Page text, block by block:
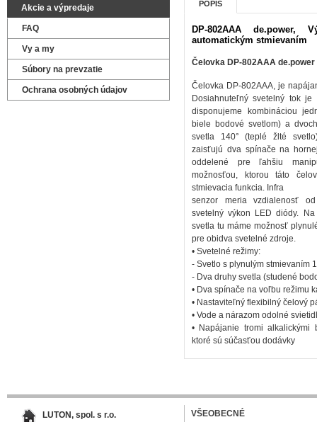
POPIS
DP-802AAA de.power,
automatickým stmievaním
Čelovka DP-802AAA
Čelovka DP-802AAA, je
Dosiahnuteľný svetelný tok
disponujeme kombináciou
biele bodové svetlom) a
svetla 140° (teplé žlté
zaisťujú dva spínače na
oddelené pre ľahšiu
možnosťou, ktorou táto
stmievacia funkcia. Infra
senzor meria vzdialenosť
svetelný výkon LED diódy.
svetla tu máme možnosť
pre obidva svetelné zdroje.
• Svetelné režimy:
- Svetlo s plynulým stmievaním
- Dva druhy svetla (studené
• Dva spínače na voľbu režimu
• Nastaviteľný flexibilný čelový
• Vode a nárazom odolné
• Napájanie tromi alkalickými
ktoré sú súčasťou dodávky
Akcie a výpredaje
FAQ
Vy a my
Súbory na prevzatie
Ochrana osobných údajov
LUTON, spol. s r.o.
VŠEOBECNÉ